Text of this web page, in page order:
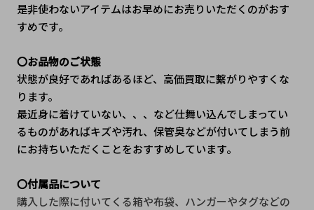
是非使わないアイテムはお早めにお売りいただくのがおす
すめです。
〇お品物のご状態
状態が良好であればあるほど、高価買取に繫がりやすくな
ります。
最近身に着けていない、、、など仕舞い込んでしまってい
るものがあればキズや汚れ、保管臭などが付いてしまう前
にお持ちいただくことをおすすめしています。
〇付属品について
購入した際に付いてくる箱や布袋、ハンガーやタグなどの